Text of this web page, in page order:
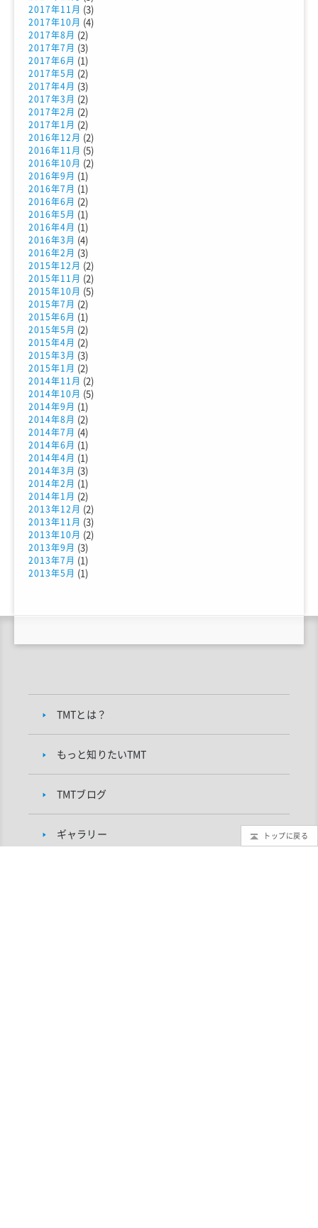
2017年11月 (3)
2017年10月 (4)
2017年8月 (2)
2017年7月 (3)
2017年6月 (1)
2017年5月 (2)
2017年4月 (3)
2017年3月 (2)
2017年2月 (2)
2017年1月 (2)
2016年12月 (2)
2016年11月 (5)
2016年10月 (2)
2016年9月 (1)
2016年7月 (1)
2016年6月 (2)
2016年5月 (1)
2016年4月 (1)
2016年3月 (4)
2016年2月 (3)
2015年12月 (2)
2015年11月 (2)
2015年10月 (5)
2015年7月 (2)
2015年6月 (1)
2015年5月 (2)
2015年4月 (2)
2015年3月 (3)
2015年1月 (2)
2014年11月 (2)
2014年10月 (5)
2014年9月 (1)
2014年8月 (2)
2014年7月 (4)
2014年6月 (1)
2014年4月 (1)
2014年3月 (3)
2014年2月 (1)
2014年1月 (2)
2013年12月 (2)
2013年11月 (3)
2013年10月 (2)
2013年9月 (3)
2013年7月 (1)
2013年5月 (1)
TMTとは？
もっと知りたいTMT
TMTブログ
ギャラリー トップに戻る